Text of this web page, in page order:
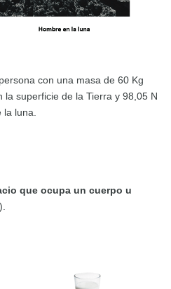
con una masa de 60 Kg
la superficie de la Tierra y 98,05 N
luna.
que ocupa un cuerpo u